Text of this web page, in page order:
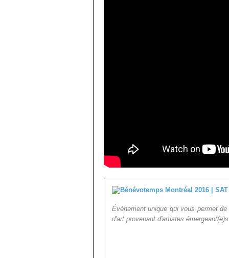
Évènement unique qui vous permet
d'art provenant d'artistes